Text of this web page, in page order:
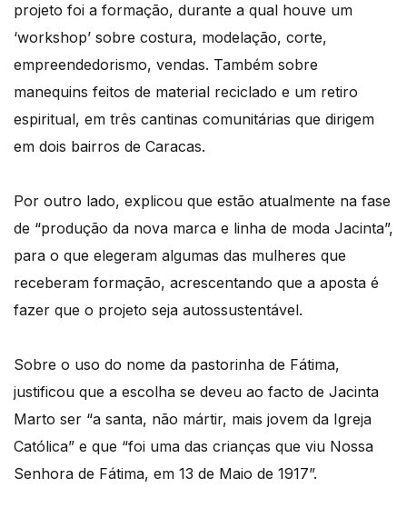
projeto foi a formação, durante a qual houve um
‘workshop’ sobre costura, modelação, corte,
empreendedorismo, vendas. Também sobre
manequins feitos de material reciclado e um retiro
espiritual, em três cantinas comunitárias que dirigem
em dois bairros de Caracas.
Por outro lado, explicou que estão atualmente na fase
de “produção da nova marca e linha de moda Jacinta”,
para o que elegeram algumas das mulheres que
receberam formação, acrescentando que a aposta é
fazer que o projeto seja autossustentável.
Sobre o uso do nome da pastorinha de Fátima,
justificou que a escolha se deveu ao facto de Jacinta
Marto ser “a santa, não mártir, mais jovem da Igreja
Católica” e que “foi uma das crianças que viu Nossa
Senhora de Fátima, em 13 de Maio de 1917”.